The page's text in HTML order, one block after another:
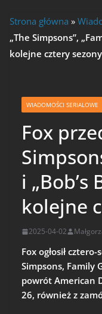
Strona główna »
„The Simpsons”,
kolejne cztery
WIADOMOŚCI SERIALOWE
Fox
i „Bob’s
kolejne
2025-04-02
Fox ogłosił
Simpsons, Family
powrót American
26, również z